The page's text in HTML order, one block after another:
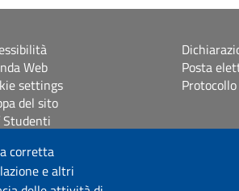
corretta
e altri
Web
settings
del sito
Studenti
Posta
Protocollo
su